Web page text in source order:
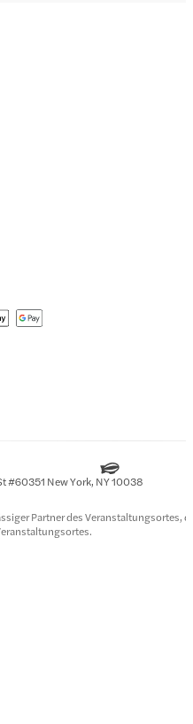
#60351 New York, NY 10038
Partner des Veranstaltungsortes,